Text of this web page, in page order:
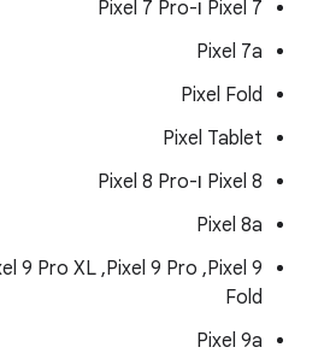
‫Pixel 7 ו-Pixel 7 Pro
Pixel 7a
Pixel Fold
Pixel Tablet
‫Pixel 8 ו-Pixel 8 Pro
Pixel 8a
Fold
Pixel 9a